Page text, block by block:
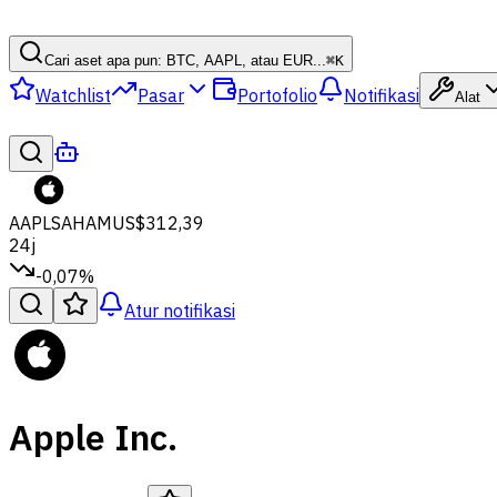
Cari aset apa pun: BTC, AAPL, atau EUR...⌘K
Watchlist Pasar Portofolio Notifikasi Alat
AAPLSAHAMUS$312,39
24j
-0,07%
Atur notifikasi
Apple Inc.